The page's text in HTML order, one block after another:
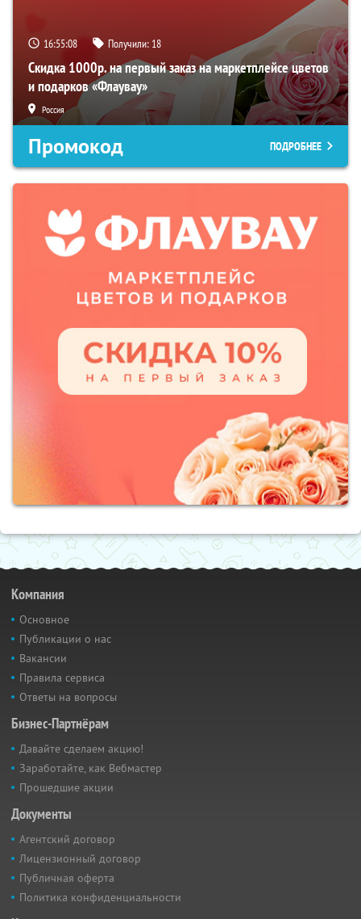
16:55:07 Получили: 18
Скидка 1000р. на первый заказ на маркетплейсе цветов
и подарков «Флаувау»
Россия
Промокод ПОДРОБНЕЕ
Компания
Основное
Публикации о нас
Вакансии
Правила сервиса
Ответы на вопросы
Бизнес-Партнёрам
Давайте сделаем акцию!
Заработайте, как Вебмастер
Прошедшие акции
Документы
Агентский договор
Лицензионный договор
Публичная оферта
Политика конфиденциальности